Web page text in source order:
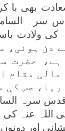
بھی با
سرہ السامی
دن ہوئی،
حضرت
عالی مقام
رہا، جس کی
سرہ
اللہ عنہ
اور